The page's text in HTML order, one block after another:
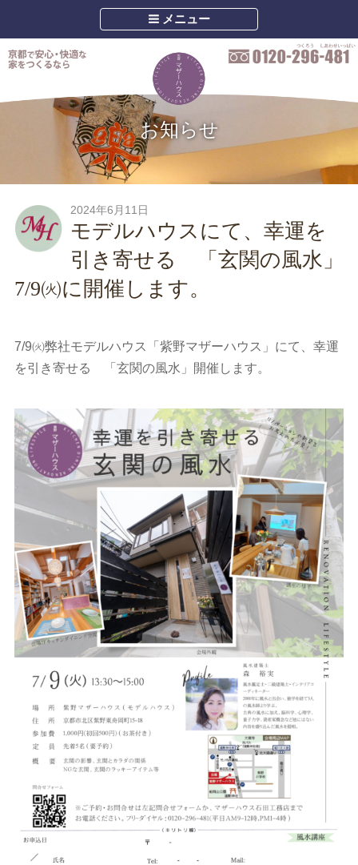
メニュー
お知らせ
2024年6月11日
モデルハウスにて、幸運を
引き寄せる 「玄関の風水」
7/9㈫に開催します。
7/9㈫弊社モデルハウス「紫野マザーハウス」にて、幸運
を引き寄せる 「玄関の風水」開催します。